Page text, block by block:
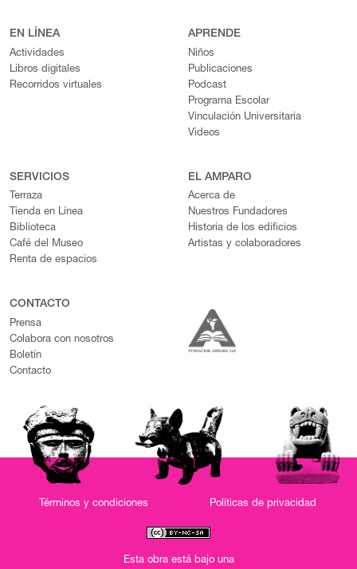
EN LÍNEA
Actividades
Libros digitales
Recorridos virtuales
APRENDE
Niños
Publicaciones
Podcast
Programa Escolar
Vinculación Universitaria
Videos
SERVICIOS
Terraza
Tienda en Línea
Biblioteca
Café del Museo
Renta de espacios
EL AMPARO
Acerca de
Nuestros Fundadores
Historia de los edificios
Artistas y colaboradores
CONTACTO
Prensa
Colabora con nosotros
Boletín
Contacto
Términos y condiciones Políticas de privacidad
Esta obra está bajo una